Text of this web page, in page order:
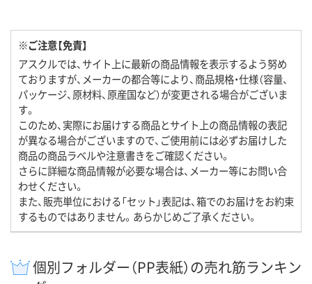
※ご注意【免責】
アスクルでは、サイト上に最新の商品情報を表示するよう努め
ておりますが、メーカーの都合等により、商品規格・仕様（容量、
パッケージ、原材料、原産国など）が変更される場合がございま
す。
このため、実際にお届けする商品とサイト上の商品情報の表記
が異なる場合がございますので、ご使用前には必ずお届けした
商品の商品ラベルや注意書きをご確認ください。
さらに詳細な商品情報が必要な場合は、メーカー等にお問い合
わせください。
また、販売単位における「セット」表記は、箱でのお届けをお約束
するものではありません。あらかじめご了承ください。
個別フォルダー（PP表紙）の売れ筋ランキン